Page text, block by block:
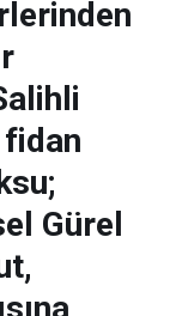
fidan
Gürel